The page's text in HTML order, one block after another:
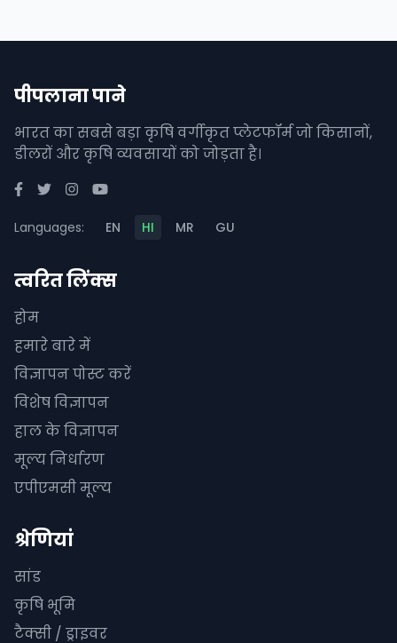
पीपलाना पाने
भारत का सबसे बड़ा कृषि वर्गीकृत प्लेटफॉर्म जो किसानों,
डीलरों और कृषि व्यवसायों को जोड़ता है।
Languages: EN HI MR GU
त्वरित लिंक्स
होम
हमारे बारे में
विज्ञापन पोस्ट करें
विशेष विज्ञापन
हाल के विज्ञापन
मूल्य निर्धारण
एपीएमसी मूल्य
श्रेणियां
सांड
कृषि भूमि
टैक्सी / ड्राइवर